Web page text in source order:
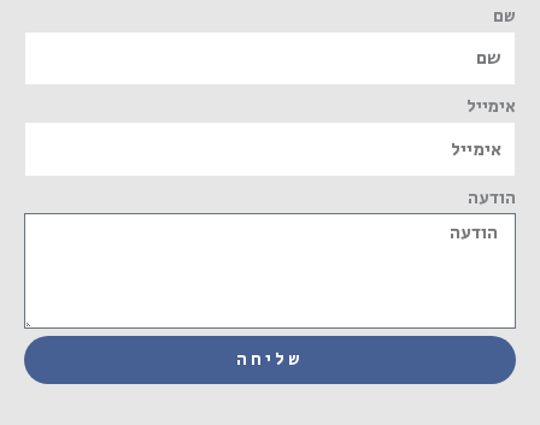
שם
אימייל
הודעה
שליחה